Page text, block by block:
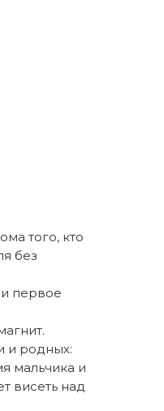
того, кто
без
первое
и родных:
мальчика и
висеть над